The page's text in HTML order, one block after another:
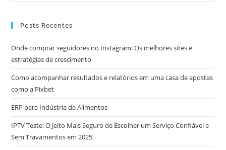
Posts Recentes
Onde comprar seguidores no Instagram: Os melhores sites e
estratégias de crescimento
Como acompanhar resultados e relatórios em uma casa de apostas
como a Pixbet
ERP para Indústria de Alimentos
IPTV Teste: O Jeito Mais Seguro de Escolher um Serviço Confiável e
Sem Travamentos em 2025